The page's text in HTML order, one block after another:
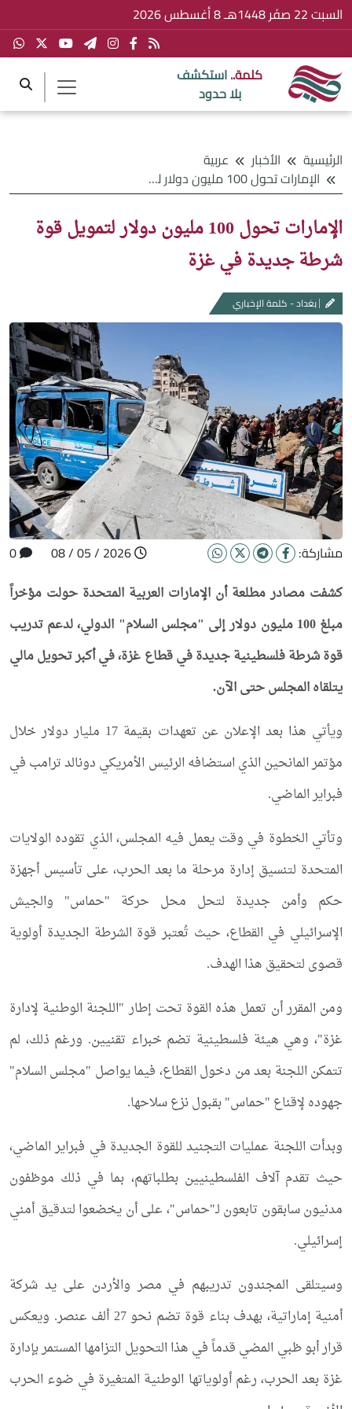
السبت 22 صفَر 1448هـ 8 أغسطس 2026
كلمة..استكشف
بلا حدود
الرئيسية الأخبار
عربية
الإمارات تحول 100 مليون دولار لتمويل قوة شرطة جديدة في غزة
الإمارات تحول 100 مليون دولار لتمويل قوة
شرطة جديدة في غزة
بغداد - كلمة الإخباري
مشاركة:
كشفت مصادر مطلعة أن الإمارات العربية المتحدة حولت مؤخراً
مبلغ 100 مليون دولار إلى "مجلس السلام" الدولي، لدعم تدريب
قوة شرطة فلسطينية جديدة في قطاع غزة، في أكبر تحويل مالي
يتلقاه المجلس حتى الآن.
ويأتي هذا بعد الإعلان عن تعهدات بقيمة 17 مليار دولار خلال
مؤتمر المانحين الذي استضافه الرئيس الأمريكي دونالد ترامب في
فبراير الماضي.
وتأتي الخطوة في وقت يعمل فيه المجلس، الذي تقوده الولايات
المتحدة لتنسيق إدارة مرحلة ما بعد الحرب، على تأسيس أجهزة
حكم وأمن جديدة لتحل محل حركة "حماس" والجيش
الإسرائيلي في القطاع، حيث تُعتبر قوة الشرطة الجديدة أولوية
قصوى لتحقيق هذا الهدف.
ومن المقرر أن تعمل هذه القوة تحت إطار "اللجنة الوطنية لإدارة
غزة"، وهي هيئة فلسطينية تضم خبراء تقنيين. ورغم ذلك، لم
تتمكن اللجنة بعد من دخول القطاع، فيما يواصل "مجلس السلام"
جهوده لإقناع "حماس" بقبول نزع سلاحها.
وبدأت اللجنة عمليات التجنيد للقوة الجديدة في فبراير الماضي،
حيث تقدم آلاف الفلسطينيين بطلباتهم، بما في ذلك موظفون
مدنيون سابقون تابعون لـ"حماس"، على أن يخضعوا لتدقيق أمني
إسرائيلي.
وسيتلقى المجندون تدريبهم في مصر والأردن على يد شركة
أمنية إماراتية، بهدف بناء قوة تضم نحو 27 ألف عنصر. ويعكس
قرار أبو ظبي المضي قدماً في هذا التحويل التزامها المستمر بإدارة
غزة بعد الحرب، رغم أولوياتها الوطنية المتغيرة في ضوء الحرب